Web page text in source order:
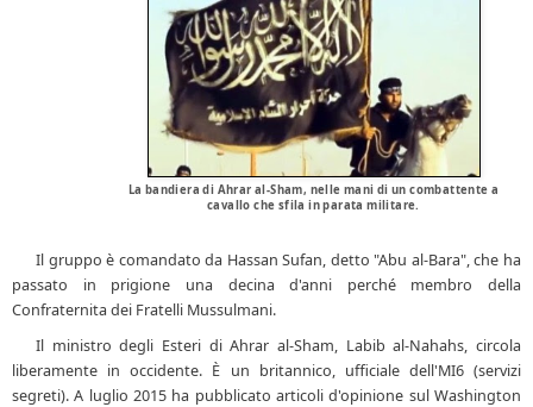
La bandiera di Ahrar al-Sham, nelle mani di un combattente a
cavallo che sfila in parata militare.
Il gruppo è comandato da Hassan Sufan, detto "Abu al-Bara", che ha
passato in prigione una decina d'anni perché membro della
Confraternita dei Fratelli Mussulmani.
Il ministro degli Esteri di Ahrar al-Sham, Labib al-Nahahs, circola
liberamente in occidente. È un britannico, ufficiale dell'MI6 (servizi
segreti). A luglio 2015 ha pubblicato articoli d'opinione sul Washington